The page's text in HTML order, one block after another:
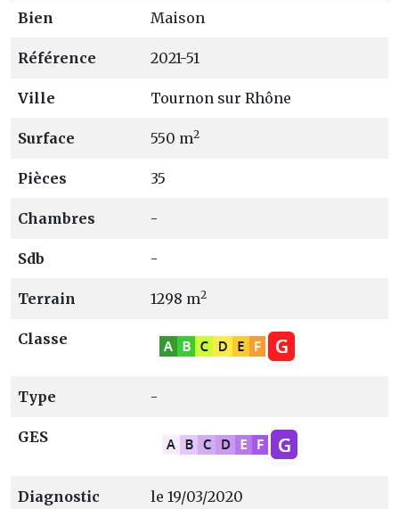
Bien Maison
Référence 2021-51
Ville Tournon sur Rhône
Surface 550 m2
Pièces 35
Chambres -
Sdb -
Terrain 1298 m2
Classe
Type -
GES
Diagnostic le 19/03/2020